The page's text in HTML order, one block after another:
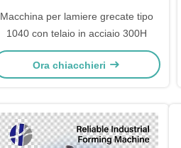
Macchina per lamiere grecate tipo
1040 con telaio in acciaio 300H
Ora chiacchieri